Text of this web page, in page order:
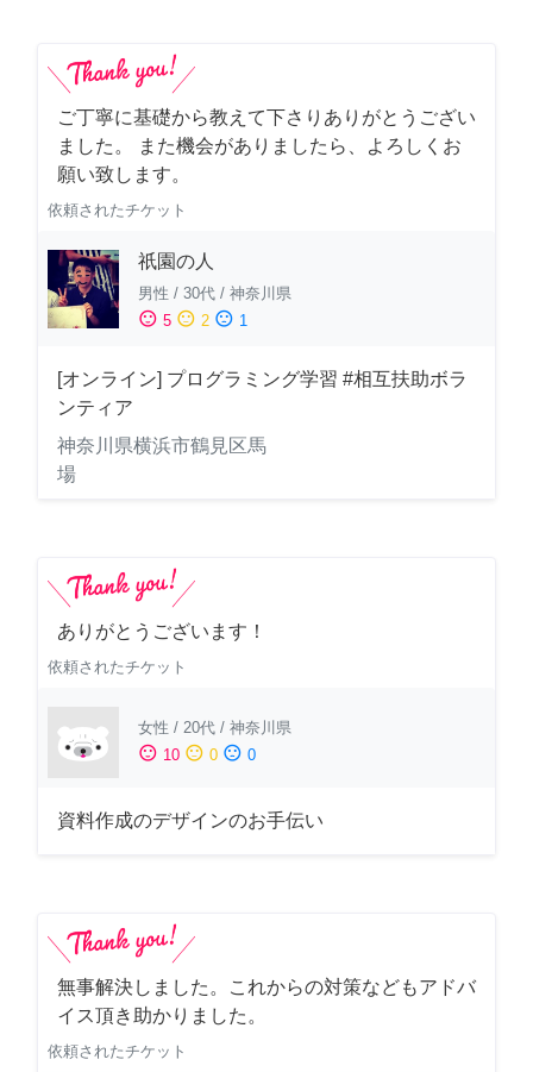
ご丁寧に基礎から教えて下さりありがとうござい
ました。 また機会がありましたら、よろしくお
願い致します。
依頼されたチケット
祇園の人
男性 / 30代 / 神奈川県
sentiment_satisfied 5 sentiment_neutral 2 sentiment_dissatisfied 1
[オンライン] プログラミング学習 #相互扶助ボラ
ンティア
神奈川県横浜市鶴見区馬
場
ありがとうございます！
依頼されたチケット
女性 / 20代 / 神奈川県
sentiment_satisfied 10 sentiment_neutral 0 sentiment_dissatisfied 0
資料作成のデザインのお手伝い
無事解決しました。これからの対策などもアドバ
イス頂き助かりました。
依頼されたチケット